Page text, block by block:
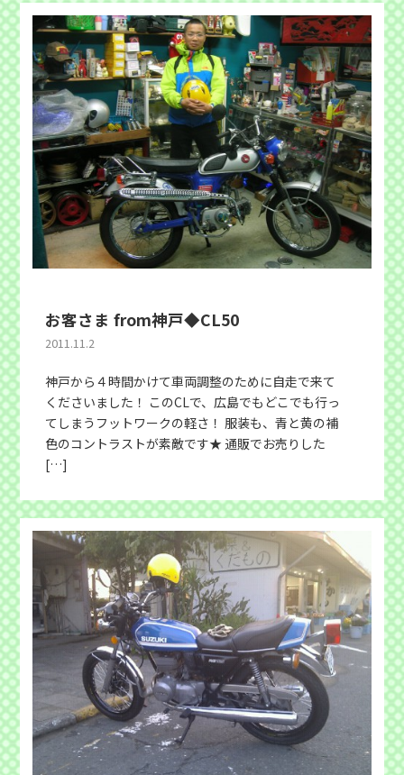
お客さま from神戸◆CL50
2011.11.2
神戸から４時間かけて車両調整のために自走で来て
くださいました！ このCLで、広島でもどこでも行っ
てしまうフットワークの軽さ！ 服装も、青と黄の補
色のコントラストが素敵です★ 通販でお売りした
[…]